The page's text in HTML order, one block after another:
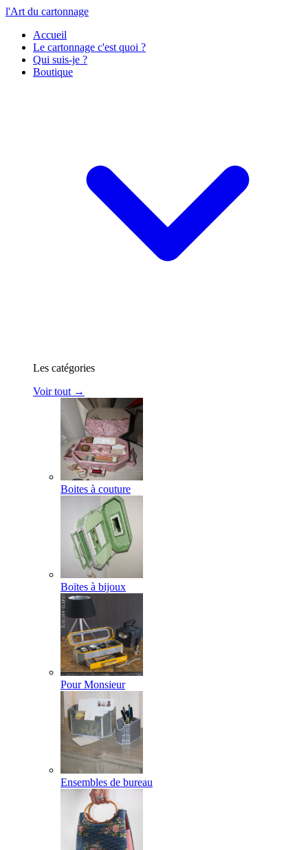
l'Art du cartonnage
Accueil
Le cartonnage c'est quoi ?
Qui suis-je ?
Boutique
Les catégories
Voir tout →
Boites à couture
Boïtes à bijoux
Pour Monsieur
Ensembles de bureau